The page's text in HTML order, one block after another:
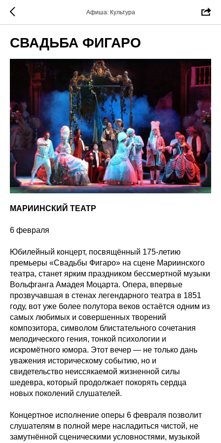
Афиша: Культура
СВАДЬБА ФИГАРО
МАРИИНСКИЙ ТЕАТР
6 февраля
Юбилейный концерт, посвящённый 175-летию
премьеры «Свадьбы Фигаро» на сцене Мариинского
театра, станет ярким праздником бессмертной музыки
Вольфганга Амадея Моцарта. Опера, впервые
прозвучавшая в стенах легендарного театра в 1851
году, вот уже более полутора веков остаётся одним из
самых любимых и совершенных творений
композитора, символом блистательного сочетания
мелодического гения, тонкой психологии и
искромётного юмора. Этот вечер — не только дань
уважения историческому событию, но и
свидетельство неиссякаемой жизненной силы
шедевра, который продолжает покорять сердца
новых поколений слушателей.
Концертное исполнение оперы 6 февраля позволит
слушателям в полной мере насладиться чистой, не
замутнённой сценическими условностями, музыкой